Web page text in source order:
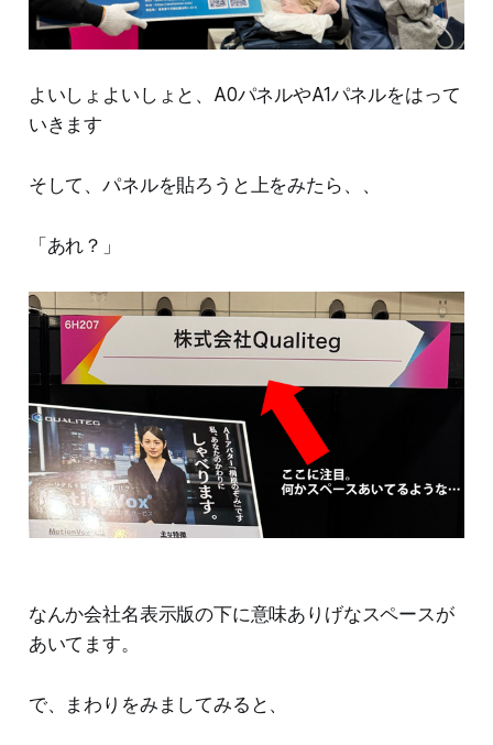
よいしょよいしょと、A0パネルやA1パネルをはって
いきます
そして、パネルを貼ろうと上をみたら、、
「あれ？」
なんか会社名表示版の下に意味ありげなスペースが
あいてます。
で、まわりをみましてみると、